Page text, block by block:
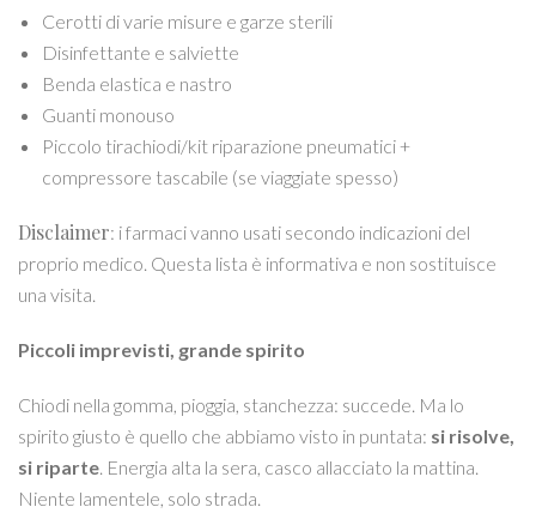
Cerotti di varie misure e garze sterili
Disinfettante e salviette
Benda elastica e nastro
Guanti monouso
Piccolo tirachiodi/kit riparazione pneumatici +
compressore tascabile (se viaggiate spesso)
Disclaimer: i farmaci vanno usati secondo indicazioni del
proprio medico. Questa lista è informativa e non sostituisce
una visita.
Piccoli imprevisti, grande spirito
Chiodi nella gomma, pioggia, stanchezza: succede. Ma lo
spirito giusto è quello che abbiamo visto in puntata: si risolve,
si riparte. Energia alta la sera, casco allacciato la mattina.
Niente lamentele, solo strada.